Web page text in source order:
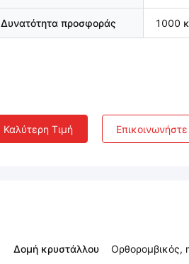
Δυνατότητα προσφοράς 1000
Καλύτερη Τιμή Επικοινωνήστε
Δομή κρυστάλλου Ορθορομβικός,